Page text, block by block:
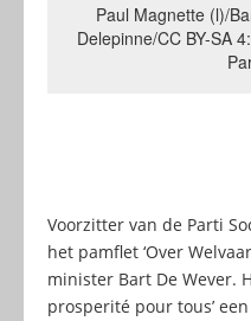
Paul Magnette (l)/
Delepinne/CC BY-SA
Voorzitter van de Parti
het pamflet ‘Over
minister Bart De Wever.
prosperité pour tous’